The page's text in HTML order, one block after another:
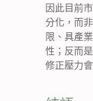
因此目前
分化，而
限、具產
性；反而
修正壓力